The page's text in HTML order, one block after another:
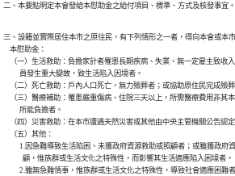
二、本要點明定本會發給本慰助金之給付項目、標準、方式及核發事宜。
三、設籍並實際居住本市之原住民，有下列情形之一者，得向本會或本
    本慰助金：
（一）生活救助：負擔家計者罹患長期疾病、失業、無一定雇主致收
          員發生重大變故，致生活陷入因境者。
（二）死亡救助：戶內人口死亡，無力殮葬者；或協助原住民完成殮
（三）醫療補助：罹患嚴重傷病、住院三天以上，所需醫療費用非其
          所能負擔者。
（四）災害救助：在本市遭遇天然災害或其他由中央主管機關公告認
    （五）其他：
1.因急難導致生活陷困、未獲政府資源救助或照顧者；或雖獲政府
            顧，惟族群或生活文化之特殊性，而影響其生活適應陷入困境者。
2.雖無急難情事，惟族群或生活文化之特殊性，導致社會適應困難